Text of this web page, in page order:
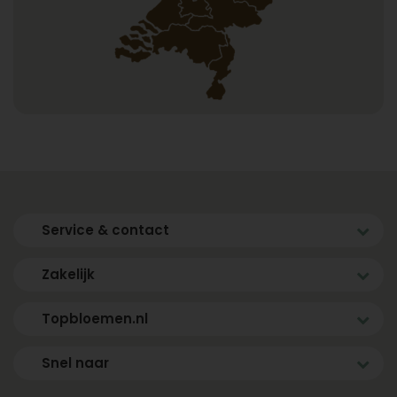
Service & contact
Zakelijk
Topbloemen.nl
Snel naar